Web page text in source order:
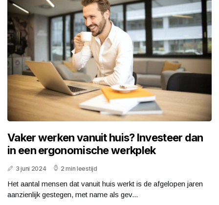
Vaker werken vanuit huis? Investeer dan
in een ergonomische werkplek
3 juni 2024 2 min leestijd
Het aantal mensen dat vanuit huis werkt is de afgelopen jaren
aanzienlijk gestegen, met name als gev...